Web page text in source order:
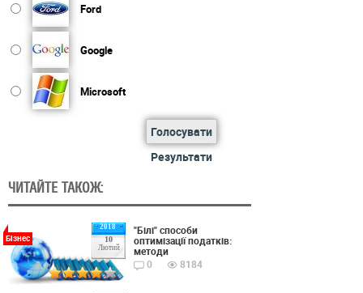
Ford
Google
Microsoft
Голосувати
Результати
ЧИТАЙТЕ ТАКОЖ:
2018
10
Лютий
Бізнес
"Білі" способи
оптимізації податків:
методи
0
8184